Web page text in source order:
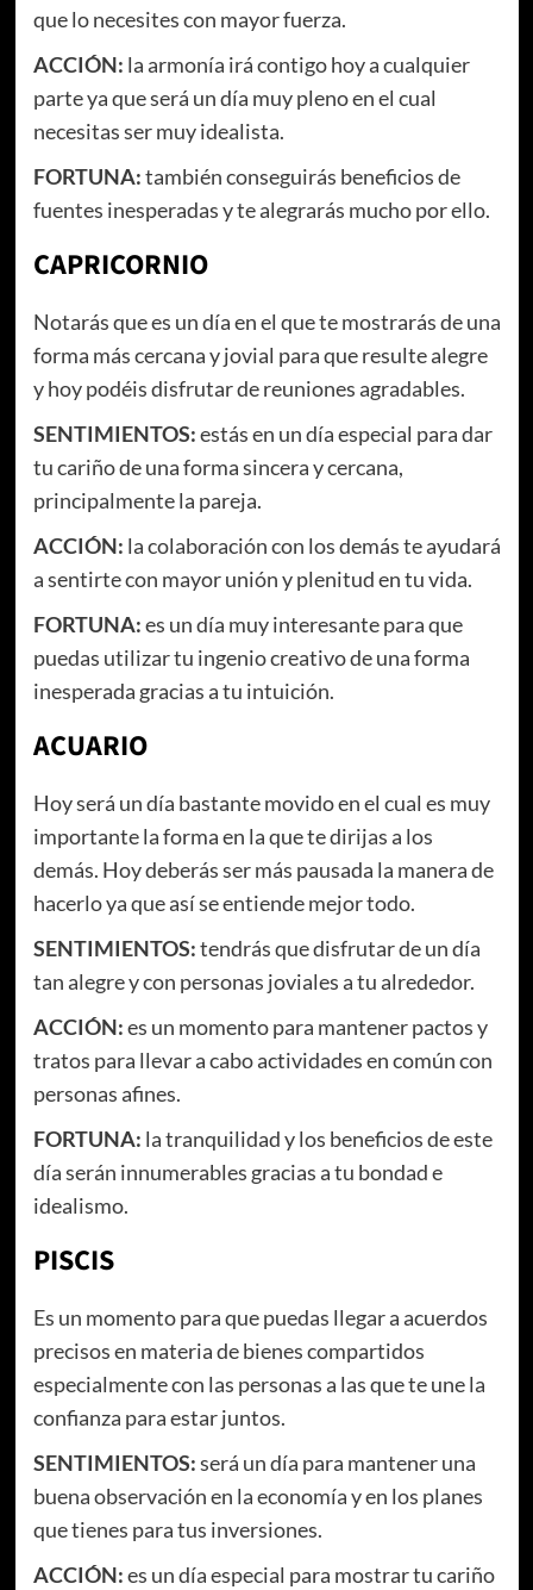
que lo necesites con mayor fuerza.
ACCIÓN: la armonía irá contigo hoy a cualquier
parte ya que será un día muy pleno en el cual
necesitas ser muy idealista.
FORTUNA:también conseguirás beneficios de
fuentes inesperadas y te alegrarás mucho por ello.
CAPRICORNIO
Notarás que es un día en el que te mostrarás de una
forma más cercana y jovial para que resulte alegre
y hoy podéis disfrutar de reuniones agradables.
SENTIMIENTOS:estás en un día especial para dar
tu cariño de una forma sincera y cercana,
principalmente la pareja.
ACCIÓN: la colaboración con los demás te ayudará
a sentirte con mayor unión y plenitud en tu vida.
FORTUNA:es un día muy interesante para que
puedas utilizar tu ingenio creativo de una forma
inesperada gracias a tu intuición.
ACUARIO
Hoy será un día bastante movido en el cual es muy
importante la forma en la que te dirijas a los
demás. Hoy deberás ser más pausada la manera de
hacerlo ya que así se entiende mejor todo.
SENTIMIENTOS:tendrás que disfrutar de un día
tan alegre y con personas joviales a tu alrededor.
ACCIÓN:es un momento para mantener pactos y
tratos para llevar a cabo actividades en común con
personas afines.
FORTUNA: la tranquilidad y los beneficios de este
día serán innumerables gracias a tu bondad e
idealismo.
PISCIS
Es un momento para que puedas llegar a acuerdos
precisos en materia de bienes compartidos
especialmente con las personas a las que te une la
confianza para estar juntos.
SENTIMIENTOS:será un día para mantener una
buena observación en la economía y en los planes
que tienes para tus inversiones.
ACCIÓN:es un día especial para mostrar tu cariño